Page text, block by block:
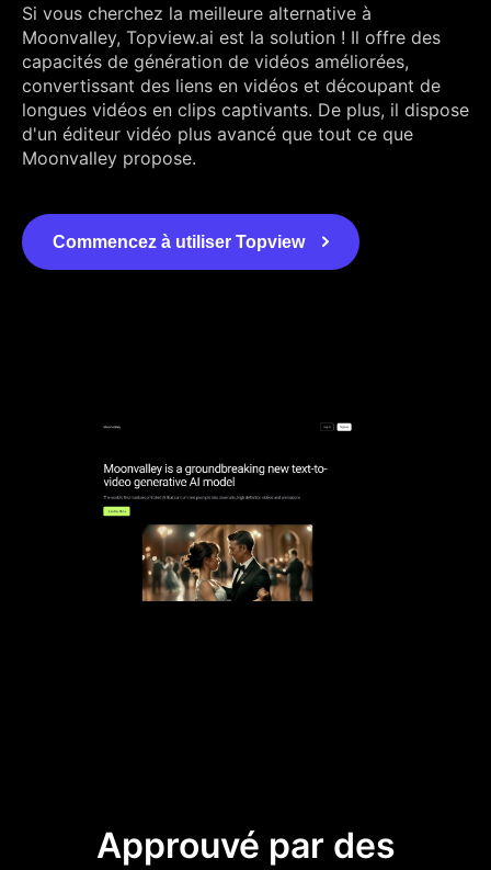
Si vous cherchez la meilleure alternative à
Moonvalley, Topview.ai est la solution ! Il offre des
capacités de génération de vidéos améliorées,
convertissant des liens en vidéos et découpant de
longues vidéos en clips captivants. De plus, il dispose
d'un éditeur vidéo plus avancé que tout ce que
Moonvalley propose.
Commencez à utiliser Topview
Approuvé par des